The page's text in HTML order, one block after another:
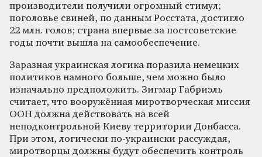
производители получили огромный стимул;
поголовье свиней, по данным Росстата, достигло
22 млн. голов; страна впервые за постсоветские
годы почти вышла на самообеспечение.
Заразная украинская логика поразила немецких
политиков намного больше, чем можно было
изначально предположить. Зигмар Габриэль
считает, что вооружённая миротворческая миссия
ООН должна действовать на всей
неподконтрольной Киеву территории Донбасса.
При этом, логически по-украински рассуждая,
миротворцы должны будут обеспечить контроль